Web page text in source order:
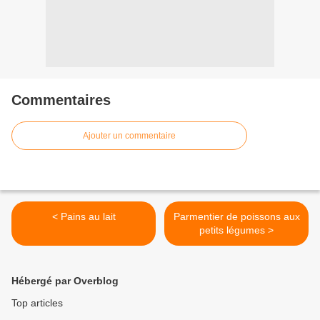
Commentaires
Ajouter un commentaire
< Pains au lait
Parmentier de poissons aux
petits légumes >
Hébergé par Overblog
Top articles